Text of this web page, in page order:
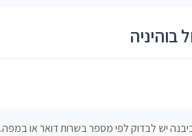
בוהיניה
יש לבדוק לפי מספר בשרות דואר או במפה.